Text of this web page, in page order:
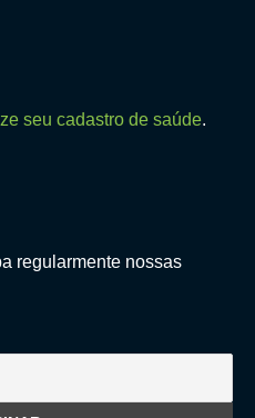
seu cadastro de saúde.
regularmente nossas